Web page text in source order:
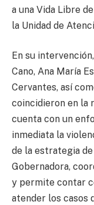
a una Vida Libre
la Unidad de
En su
Cano, Ana María
Cervantes, así
coincidieron en la
cuenta con un
inmediata la
de la estrategia
Gobernadora,
y permite contar
atender los casos